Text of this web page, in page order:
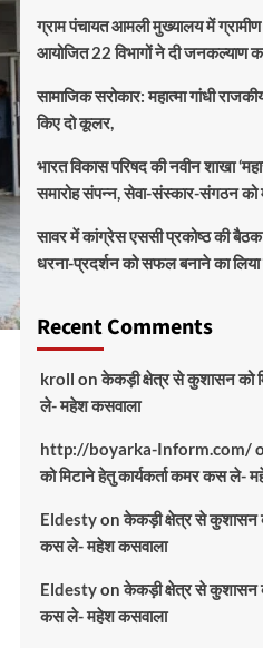
ग्राम पंचायत आमली मुख्यालय में ग्रामीण
आयोजित 22 विभागों ने दी जनकल्याण
सामाजिक सरोकार: महात्मा गांधी
किए दो कूलर,
भारत विकास परिषद की नवीन शाखा
समारोह संपन्न, सेवा-संस्कार-संगठन
सावर में कांग्रेस एससी प्रकोष्ठ की
धरना-प्रदर्शन को सफल बनाने का
Recent Comments
kroll onकेकड़ी क्षेत्र से कुशासन को
ले- महेश कसवाला
http://boyarka-Inform.com/
को मिटाने हेतु कार्यकर्ता कमर कस ले-
Eldestyonकेकड़ी क्षेत्र से कुशासन
कस ले- महेश कसवाला
Eldestyonकेकड़ी क्षेत्र से कुशासन
कस ले- महेश कसवाला